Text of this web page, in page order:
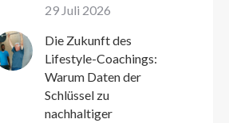
29 Juli 2026
Die Zukunft des
Lifestyle-Coachings:
Warum Daten der
Schlüssel zu
nachhaltiger